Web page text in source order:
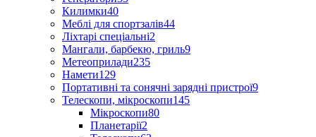
Килимки40
Меблі для спортзалів44
Ліхтарі спеціальні2
Мангали, барбекю, гриль9
Метеоприлади235
Намети129
Портативні та сонячні зарядні пристрої9
Телескопи, мікроскопи145
Мікроскопи80
Планетарії2